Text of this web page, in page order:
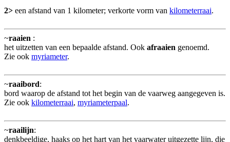
2> een afstand van 1 kilometer; verkorte vorm van kilometerraai.
~raaien :
het uitzetten van een bepaalde afstand. Ook afraaien genoemd.
Zie ook myriameter.
~raaibord:
bord waarop de afstand tot het begin van de vaarweg aangegeven is.
Zie ook kilometerraai, myriameterpaal.
~raailijn:
denkbeeldige, haaks op het hart van het vaarwater uitgezette lijn, die